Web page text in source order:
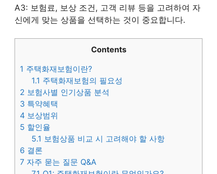
A3: 보험료, 보상 조건, 고객 리뷰 등을 고려하여 자
신에게 맞는 상품을 선택하는 것이 중요합니다.
Contents
1 주택화재보험이란?
1.1 주택화재보험의 필요성
2 보험사별 인기상품 분석
3 특약혜택
4 보상범위
5 할인율
5.1 보험상품 비교 시 고려해야 할 사항
6 결론
7 자주 묻는 질문 Q&A